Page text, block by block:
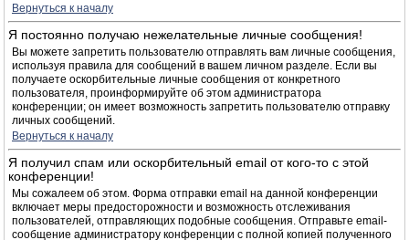
Вернуться к началу
Я постоянно получаю нежелательные личные сообщения!
Вы можете запретить пользователю отправлять вам личные сообщения,
используя правила для сообщений в вашем личном разделе. Если вы
получаете оскорбительные личные сообщения от конкретного
пользователя, проинформируйте об этом администратора
конференции; он имеет возможность запретить пользователю отправку
личных сообщений.
Вернуться к началу
Я получил спам или оскорбительный email от кого-то с этой
конференции!
Мы сожалеем об этом. Форма отправки email на данной конференции
включает меры предосторожности и возможность отслеживания
пользователей, отправляющих подобные сообщения. Отправьте email-
сообщение администратору конференции с полной копией полученного